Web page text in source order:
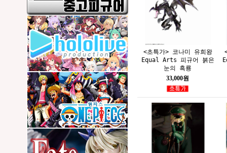
<초특가> 코나미 유희왕
Equal Arts 피규어 붉은
눈의 흑룡
33,000원